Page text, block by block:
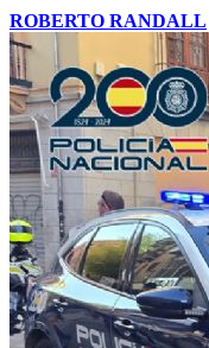
ROBERTO RANDALL